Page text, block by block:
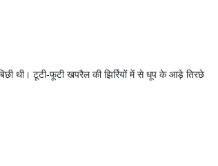
थी। टूटी-फूटी खपरैल की झिर्रियों में से धूप के आड़े तिरछे